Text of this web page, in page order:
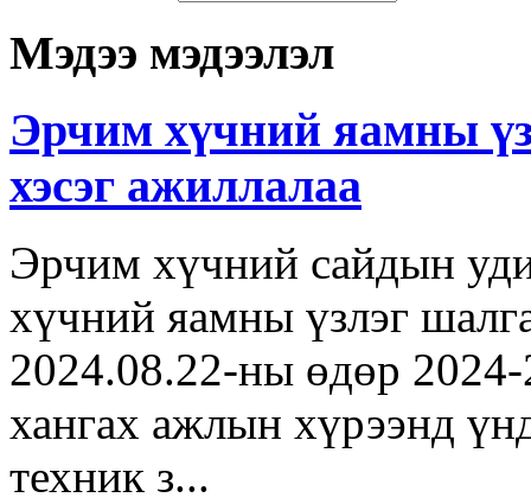
Мэдээ мэдээлэл
Эрчим хүчний яамны
хэсэг ажиллалаа
Эрчим хүчний сайдын
хүчний яамны үзлэг
2024.08.22-ны өдөр
хангах ажлын хүрээнд
техник з...